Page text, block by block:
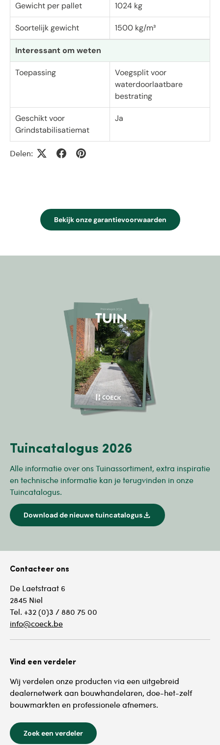
Gewicht per pallet 1024 kg
Soortelijk gewicht 1500 kg/m³
Interessant om weten
Toepassing
Voegsplit voor
waterdoorlaatbare
bestrating
Geschikt voor
Grindstabilisatiemat
Ja
Delen:
Bekijk onze garantievoorwaarden
Tuincatalogus 2026
Alle informatie over ons Tuinassortiment, extra inspiratie
en technische informatie kan je terugvinden in onze
Tuincatalogus.
Download de nieuwe tuincatalogusdownload
Contacteer ons
De Laetstraat 6
2845 Niel
Tel. +32 (0)3 / 880 75 00
info@coeck.be
Vind een verdeler
Wij verdelen onze producten via een uitgebreid
dealernetwerk aan bouwhandelaren, doe-het-zelf
bouwmarkten en professionele afnemers.
Zoek een verdeler